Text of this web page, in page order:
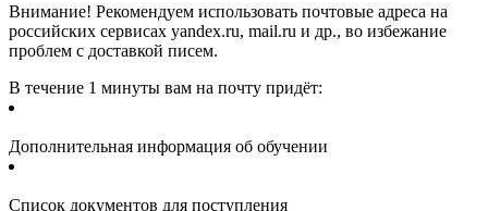
Внимание! Рекомендуем использовать почтовые адреса на
российских сервисах yandex.ru, mail.ru и др., во избежание
проблем с доставкой писем.
В течение 1 минуты вам на почту придёт:
Дополнительная информация об обучении
Список документов для поступления